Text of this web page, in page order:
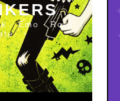
· Emo · Rock